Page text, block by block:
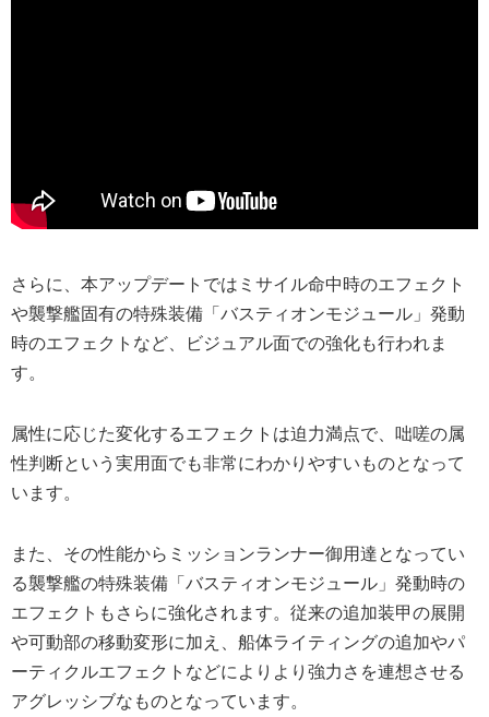
さらに、本アップデートではミサイル命中時のエフェクト
や襲撃艦固有の特殊装備「バスティオンモジュール」発動
時のエフェクトなど、ビジュアル面での強化も行われま
す。
属性に応じた変化するエフェクトは迫力満点で、咄嗟の属
性判断という実用面でも非常にわかりやすいものとなって
います。
また、その性能からミッションランナー御用達となってい
る襲撃艦の特殊装備「バスティオンモジュール」発動時の
エフェクトもさらに強化されます。従来の追加装甲の展開
や可動部の移動変形に加え、船体ライティングの追加やパ
ーティクルエフェクトなどによりより強力さを連想させる
アグレッシブなものとなっています。